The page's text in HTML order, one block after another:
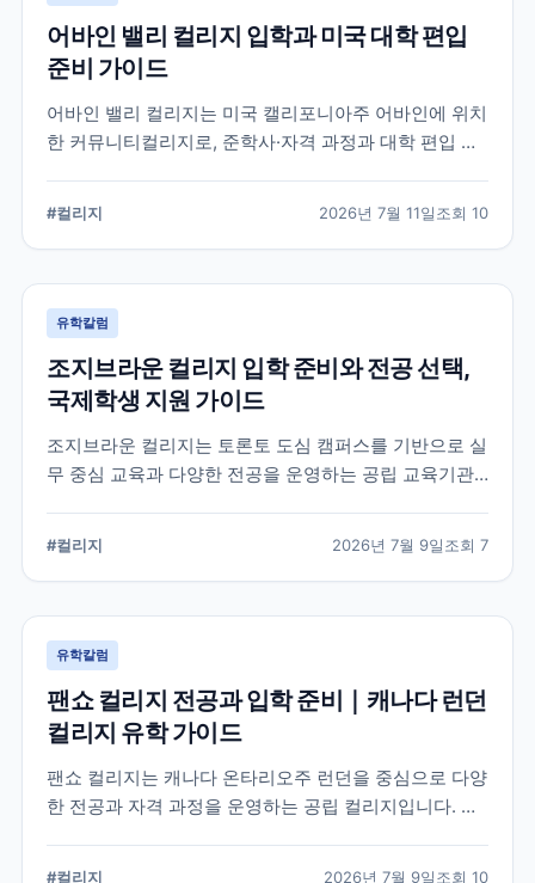
어바인 밸리 컬리지 입학과 미국 대학 편입
준비 가이드
어바인 밸리 컬리지는 미국 캘리포니아주 어바인에 위치
한 커뮤니티컬리지로, 준학사·자격 과정과 대학 편입 준
#컬리지 2026년 7월 11일조회 10
유학칼럼
조지브라운 컬리지 입학 준비와 전공 선택,
국제학생 지원 가이드
조지브라운 컬리지는 토론토 도심 캠퍼스를 기반으로 실
무 중심 교육과 다양한 전공을 운영하는 공립 교육기관
#컬리지 2026년 7월 9일조회 7
유학칼럼
팬쇼 컬리지 전공과 입학 준비｜캐나다 런던
컬리지 유학 가이드
팬쇼 컬리지는 캐나다 온타리오주 런던을 중심으로 다양
한 전공과 자격 과정을 운영하는 공립 컬리지입니다. 국
#컬리지 2026년 7월 9일조회 10